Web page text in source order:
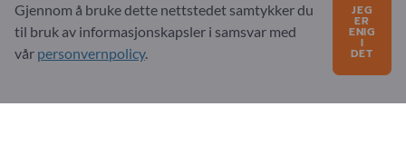
Abonner på nyhetsbrev
Gjennom å bruke dette nettstedet samtykker du
til bruk av informasjonskapsler i samsvar med
vår personvernpolicy.
JEG
ER
ENIG
I
DET